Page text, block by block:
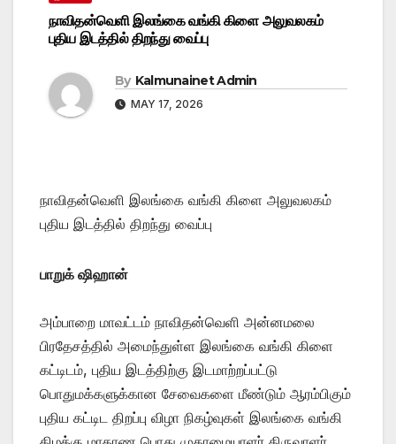
நாவிதன்வெளி இலங்கை வங்கி கிளை அலுவலகம்
புதிய இடத்தில் திறந்து வைப்பு
By Kalmunainet Admin
MAY 17, 2026
நாவிதன்வெளி இலங்கை வங்கி கிளை அலுவலகம்
புதிய இடத்தில் திறந்து வைப்பு
பாறுக் ஷிஹான்
அம்பாறை மாவட்டம் நாவிதன்வெளி அன்னமலை
பிரதேசத்தில் அமைந்துள்ள இலங்கை வங்கி கிளை
கட்டிடம், புதிய இடத்திற்கு இடமாற்றப்பட்டு
பொதுமக்களுக்கான சேவைகளை மீண்டும் ஆரம்பிகும்
புதிய கட்டிட திறப்பு விழா நிகழ்வுகள் இலங்கை வங்கி